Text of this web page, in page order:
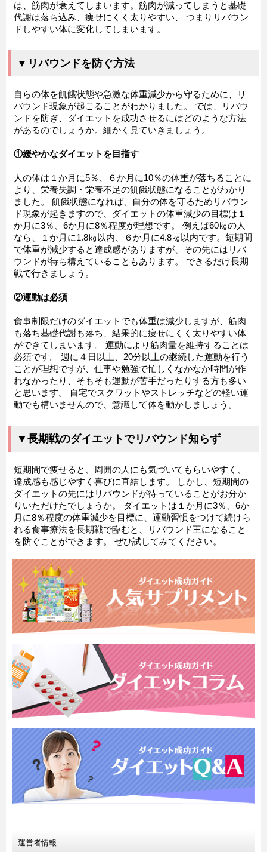
は、筋肉が衰えてしまいます。筋肉が減ってしまうと基礎
代謝は落ち込み、痩せにくく太りやすい、 つまりリバウン
ドしやすい体に変化してしまいます。
▼リバウンドを防ぐ方法
自らの体を飢餓状態や急激な体重減少から守るために、リ
バウンド現象が起こることがわかりました。 では、リバウ
ンドを防ぎ、ダイエットを成功させるにはどのような方法
があるのでしょうか。細かく見ていきましょう。
①緩やかなダイエットを目指す
人の体は１か月に5％、６か月に10％の体重が落ちることに
より、栄養失調・栄養不足の飢餓状態になることがわかり
ました。 飢餓状態になれば、自分の体を守るためリバウン
ド現象が起きますので、ダイエットの体重減少の目標は１
か月に3％、6か月に8％程度が理想です。 例えば60㎏の人
なら、１か月に1.8㎏以内、６か月に4.8㎏以内です。短期間
で体重が減少すると達成感がありますが、その先にはリバ
ウンドが待ち構えていることもあります。 できるだけ長期
戦で行きましょう。
②運動は必須
食事制限だけのダイエットでも体重は減少しますが、筋肉
も落ち基礎代謝も落ち、結果的に痩せにくく太りやすい体
ができてしまいます。 運動により筋肉量を維持することは
必須です。 週に４日以上、20分以上の継続した運動を行う
ことが理想ですが、仕事や勉強で忙しくなかなか時間が作
れなかったり、そもそも運動が苦手だったりする方も多い
と思います。 自宅でスクワットやストレッチなどの軽い運
動でも構いませんので、意識して体を動かしましょう。
▼長期戦のダイエットでリバウンド知らず
短期間で痩せると、周囲の人にも気づいてもらいやすく、
達成感も感じやすく喜びに直結します。 しかし、短期間の
ダイエットの先にはリバウンドが待っていることがお分か
りいただけたでしょうか。 ダイエットは１か月に3％、6か
月に8％程度の体重減少を目標に、運動習慣をつけて続けら
れる食事療法を長期戦で臨むと、リバウンド王になること
を防ぐことができます。 ぜひ試してみてください。
運営者情報